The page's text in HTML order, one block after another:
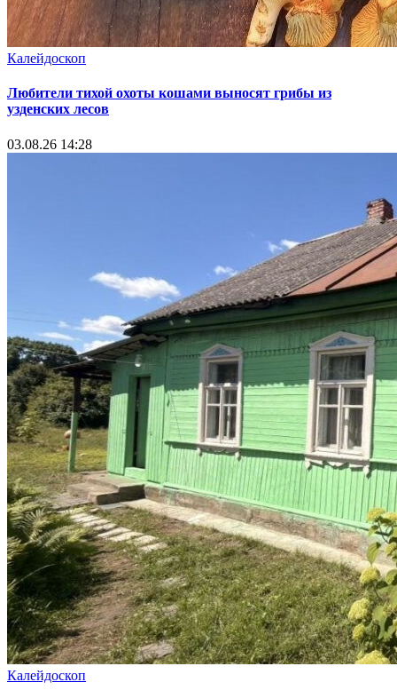
Калейдоскоп
Любители тихой охоты кошами выносят грибы из
узденских лесов
03.08.26 14:28
Калейдоскоп